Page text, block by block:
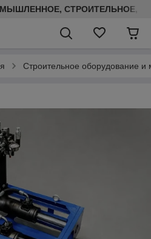
СТРОИТЕЛЬНОЕ,
Строительное оборудование и